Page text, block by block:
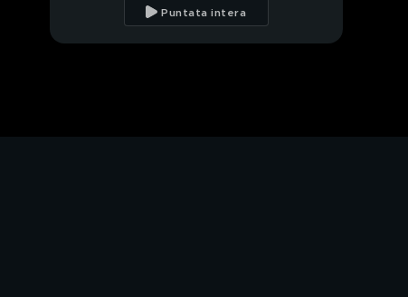
Puntata intera